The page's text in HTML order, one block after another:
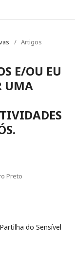
/ Artigos
E/OU EU
UMA
Preto
do Sensível